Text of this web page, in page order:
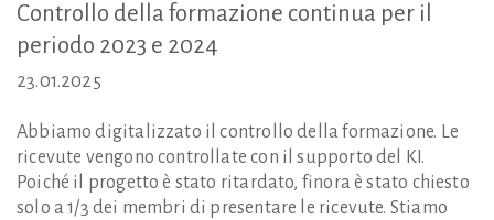
Controllo della formazione continua per il
periodo 2023 e 2024
23.01.2025
Abbiamo digitalizzato il controllo della formazione. Le
ricevute vengono controllate con il supporto del KI.
Poiché il progetto è stato ritardato, finora è stato chiesto
solo a 1/3 dei membri di presentare le ricevute. Stiamo